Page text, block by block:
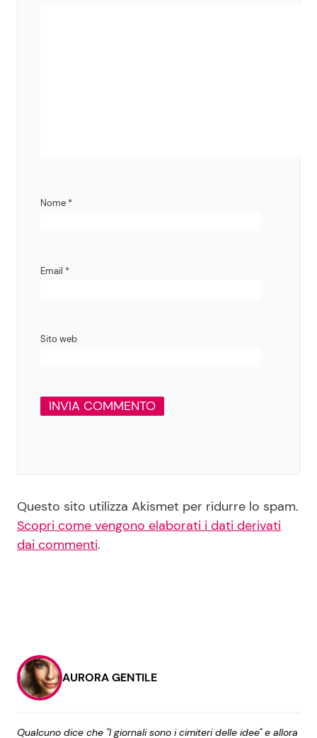
Nome *
Email *
Sito web
Questo sito utilizza Akismet per ridurre lo spam.
Scopri come vengono elaborati i dati derivati
dai commenti.
AURORA GENTILE
Qualcuno dice che "I giornali sono i cimiteri delle idee" e allora